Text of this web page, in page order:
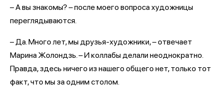
– А вы знакомы? – после моего вопроса художницы
переглядываются.
– Да. Много лет, мы друзья-художники, – отвечает
Марина Жолондзь. – И коллабы делали неоднократно.
Правда, здесь ничего из нашего общего нет, только тот
факт, что мы за одним столом.